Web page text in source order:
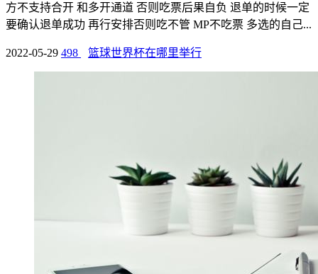
方不支持合开 和多开通道 否则吃票后果自负 退单的时候一定
要确认退单成功 再行安排否则吃不管 MP不吃票 多选的自己...
2022-05-29 498 篮球世界杯在哪里举行